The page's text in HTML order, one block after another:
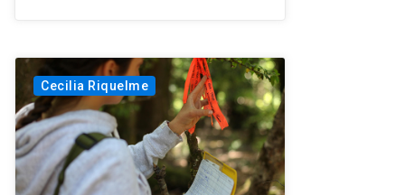
Cecilia Riquelme